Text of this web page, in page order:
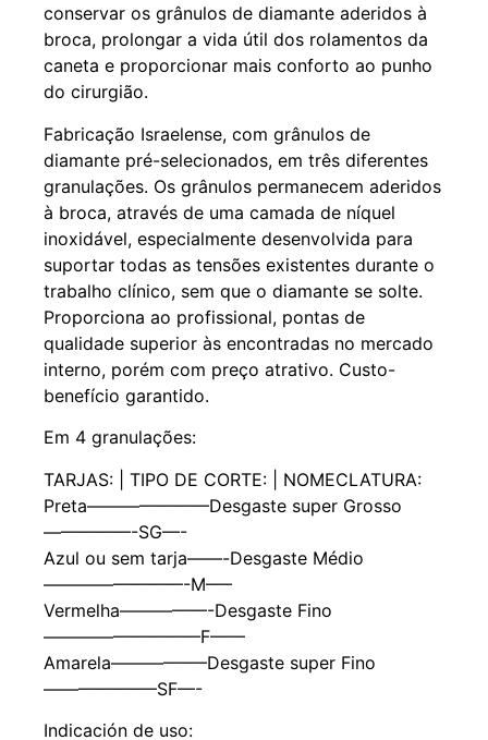
conservar os grânulos de diamante aderidos à
broca, prolongar a vida útil dos rolamentos da
caneta e proporcionar mais conforto ao punho
do cirurgião.
Fabricação Israelense, com grânulos de
diamante pré-selecionados, em três diferentes
granulações. Os grânulos permanecem aderidos
à broca, através de uma camada de níquel
inoxidável, especialmente desenvolvida para
suportar todas as tensões existentes durante o
trabalho clínico, sem que o diamante se solte.
Proporciona ao profissional, pontas de
qualidade superior às encontradas no mercado
interno, porém com preço atrativo. Custo-
benefício garantido.
Em 4 granulações:
TARJAS: | TIPO DE CORTE: | NOMECLATURA:
Preta———————Desgaste super Grosso
—————-SG—-
Azul ou sem tarja——-Desgaste Médio
————————-M—–
Vermelha—————-Desgaste Fino
—————————F——
Amarela—————–Desgaste super Fino
——————–SF—-
Indicación de uso: